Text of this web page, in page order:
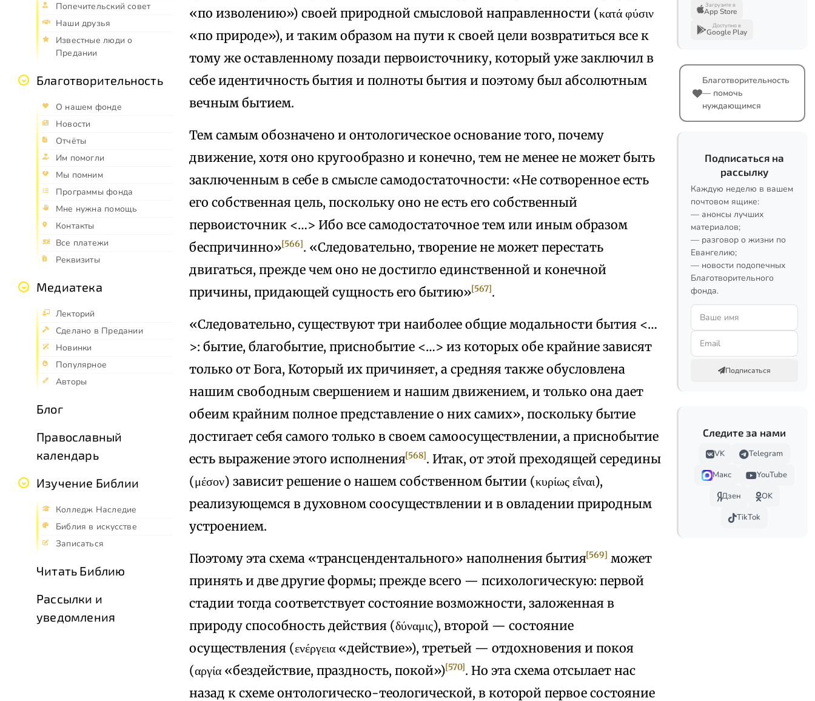
Попечительский совет
Наши друзья
Известные люди о
Предании
Благотворительность
О нашем фонде
Новости
Отчёты
Им помогли
Мы помним
Программы фонда
Мне нужна помощь
Контакты
Все платежи
Реквизиты
Медиатека
Лекторий
Сделано в Предании
Новинки
Популярное
Авторы
Блог
Православный
календарь
Изучение Библии
Колледж Наследие
Библия в искусстве
Записаться
Читать Библию
Рассылки и
уведомления
«по изволению») своей природной смысловой направленности (κατά φύσιν
«по природе»), и таким образом на пути к своей цели возвратиться все к
тому же оставленному позади первоисточнику, который уже заключил в
себе идентичность бытия и полноты бытия и поэтому был абсолютным
вечным бытием.
Тем самым обозначено и онтологическое основание того, почему
движение, хотя оно кругообразно и конечно, тем не менее не может быть
заключенным в себе в смысле самодостаточности: «Не сотворенное есть
его собственная цель, поскольку оно не есть его собственный
первоисточник <…> Ибо все самодостаточное тем или иным образом
беспричинно»[566]. «Следовательно, творение не может перестать
двигаться, прежде чем оно не достигло единственной и конечной
причины, придающей сущность его бытию»[567].
«Следовательно, существуют три наиболее общие модальности бытия <…
>: бытие, благобытие, приснобытие <…> из которых обе крайние зависят
только от Бога, Который их причиняет, а средняя также обусловлена
нашим свободным свершением и нашим движением, и только она дает
обеим крайним полное представление о них самих», поскольку бытие
достигает себя самого только в своем самоосуществлении, а приснобытие
есть выражение этого исполнения[568]. Итак, от этой преходящей середины
(μέσον) зависит решение о нашем собственном бытии (κυρίως εΐναι),
реализующемся в духовном соосуществлении и в овладении природным
устроением.
Поэтому эта схема «трансцендентального» наполнения бытия[569] может
принять и две другие формы; прежде всего — психологическую: первой
стадии тогда соответствует состояние возможности, заложенная в
природу способность действия (δύναμις), второй — состояние
осуществления (ενέργεια «действие»), третьей — отдохновения и покоя
(αργία «бездействие, праздность, покой»)[570]. Но эта схема отсылает нас
назад к схеме онтологическо-теологической, в которой первое состояние
Загрузите в
App Store
Доступно в
Google Play
Благотворительность
— помочь
нуждающимся
Подписаться на
рассылку
Каждую неделю в вашем
почтовом ящике:
— анонсы лучших
материалов;
— разговор о жизни по
Евангелию;
— новости подопечных
Благотворительного
фонда.
Подписаться
Следите за нами
VK
Telegram
Макс
YouTube
Дзен
OK
TikTok